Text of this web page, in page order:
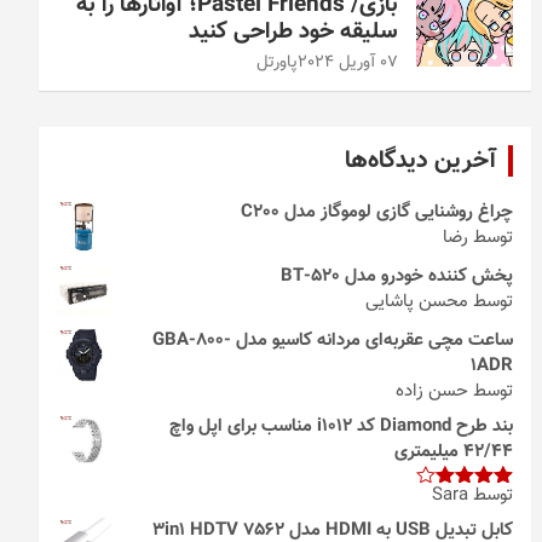
سلیقه خود طراحی کنید
07 آوریل 2024 پاورتل
آخرین دیدگاه‌ها
چراغ روشنایی گازی لوموگاز مدل C200
توسط رضا
پخش کننده خودرو مدل 520-BT
توسط محسن پاشایی
ساعت مچی عقربه‌ای مردانه کاسیو مدل GBA-800-
1ADR
توسط حسن زاده
بند طرح Diamond کد i1012 مناسب برای اپل واچ
42/44 میلیمتری
امتیاز4
از 5
توسط Sara
کابل تبدیل USB به HDMI مدل 3in1 HDTV 7562